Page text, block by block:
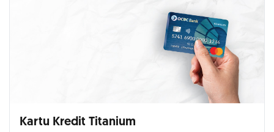
Kartu Kredit Titanium